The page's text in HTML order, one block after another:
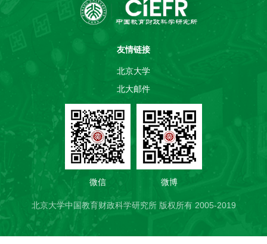
友情链接
北京大学
北大邮件
微信 微博
北京大学中国教育财政科学研究所 版权所有 2005-2019